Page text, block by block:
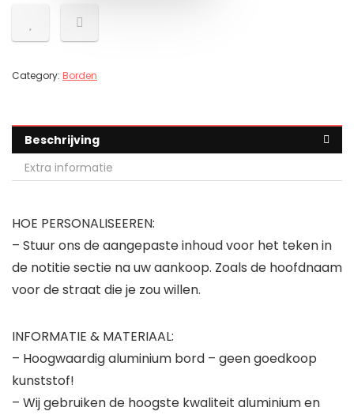
Category: Borden
Beschrijving
Extra informatie
HOE PERSONALISEEREN:
– Stuur ons de aangepaste inhoud voor het teken in
de notitie sectie na uw aankoop. Zoals de hoofdnaam
voor de straat die je zou willen.
INFORMATIE & MATERIAAL:
– Hoogwaardig aluminium bord – geen goedkoop
kunststof!
– Wij gebruiken de hoogste kwaliteit aluminium en